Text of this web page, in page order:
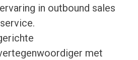
in outbound sales
met